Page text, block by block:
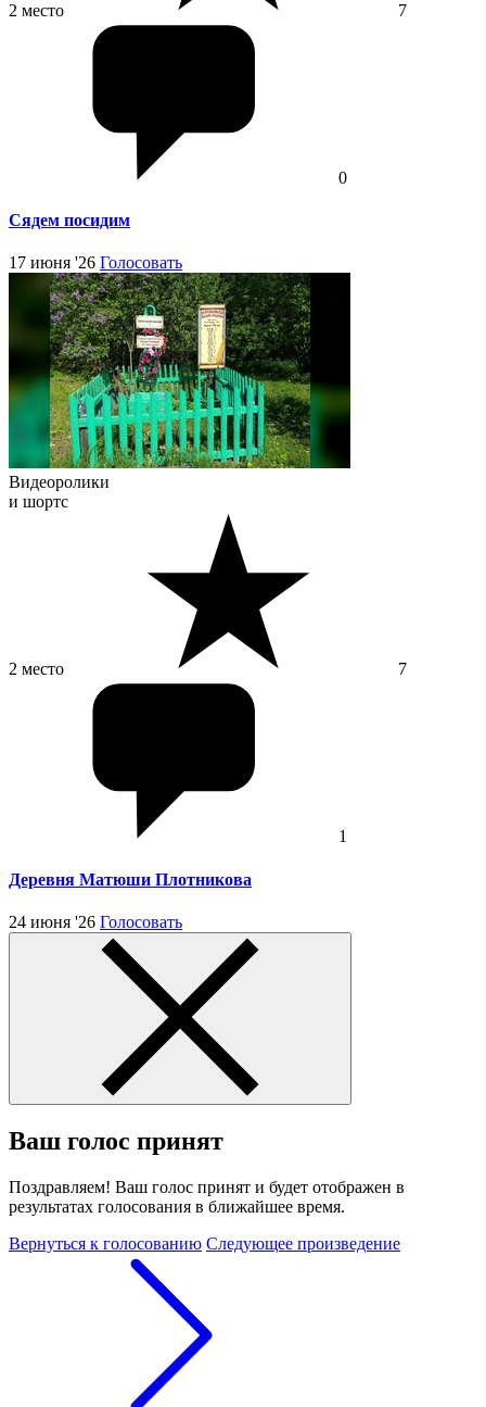
2 место 7
0
Сядем посидим
17 июня '26 Голосовать
Видеоролики
и шортс
2 место 7
1
Деревня Матюши Плотникова
24 июня '26 Голосовать
Ваш голос принят
Поздравляем! Ваш голос принят и будет отображен в
результатах голосования в ближайшее время.
Вернуться к голосованию Следующее произведение